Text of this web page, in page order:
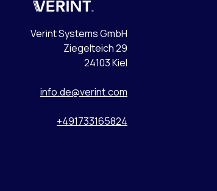
Verint
Verint Systems GmbH
Ziegelteich 29
24103 Kiel
info.de@verint.com
+491733165824